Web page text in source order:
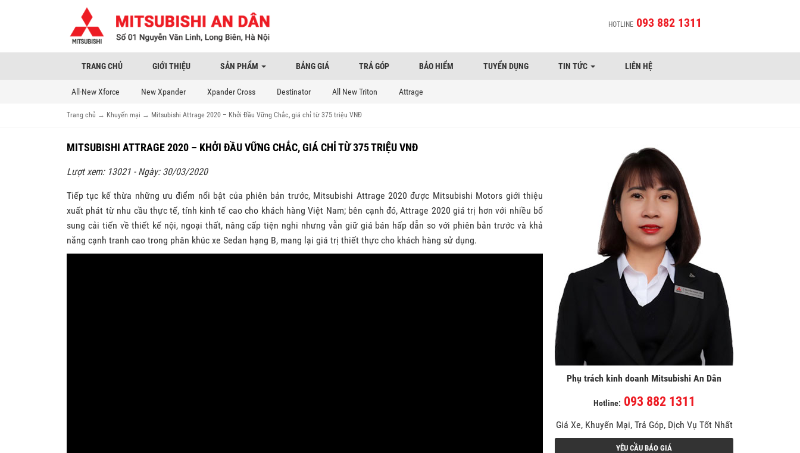
HOTLINE 093 882 1311
TRANG CHỦ GIỚI THIỆU SẢN PHẨM BẢNG GIÁ TRẢ GÓP BẢO HIỂM TUYỂN DỤNG TIN TỨC LIÊN HỆ
All-New Xforce New Xpander Xpander Cross Destinator All New Triton Attrage
Trang chủ → Khuyến mại → Mitsubishi Attrage 2020 – Khởi Đầu Vững Chắc, giá chỉ từ 375 triệu VNĐ
MITSUBISHI ATTRAGE 2020 – KHỞI ĐẦU VỮNG CHẮC, GIÁ CHỈ TỪ 375 TRIỆU VNĐ
Lượt xem: 13021 - Ngày: 30/03/2020
Tiếp tục kế thừa những ưu điểm nổi bật của phiên bản trước, Mitsubishi Attrage 2020 được Mitsubishi Motors giới thiệu
xuất phát từ nhu cầu thực tế, tính kinh tế cao cho khách hàng Việt Nam; bên cạnh đó, Attrage 2020 giá trị hơn với nhiều bổ
sung cải tiến về thiết kế nội, ngoại thất, nâng cấp tiện nghi nhưng vẫn giữ giá bán hấp dẫn so với phiên bản trước và khả
năng cạnh tranh cao trong phân khúc xe Sedan hạng B, mang lại giá trị thiết thực cho khách hàng sử dụng.
Phụ trách kinh doanh Mitsubishi An Dân
Hotline: 093 882 1311
Giá Xe, Khuyến Mại, Trả Góp, Dịch Vụ Tốt Nhất
YÊU CẦU BÁO GIÁ